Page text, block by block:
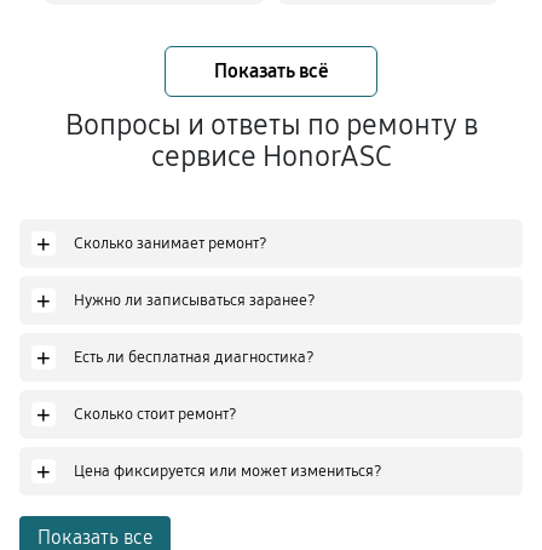
Показать всё
Вопросы и ответы по ремонту в
сервисе HonorASC
+ Сколько занимает ремонт?
+ Нужно ли записываться заранее?
+ Есть ли бесплатная диагностика?
+ Сколько стоит ремонт?
+ Цена фиксируется или может измениться?
Показать все